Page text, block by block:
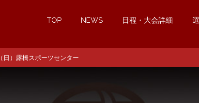
TOP NEWS 日程・大会詳細
）露橋スポーツセンター